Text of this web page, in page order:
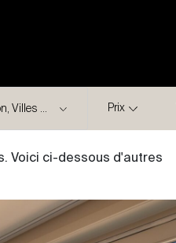
Prix
Voici ci-dessous d'autres